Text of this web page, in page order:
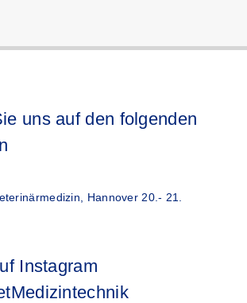
uns auf den folgenden
Hannover 20.- 21.
Instagram